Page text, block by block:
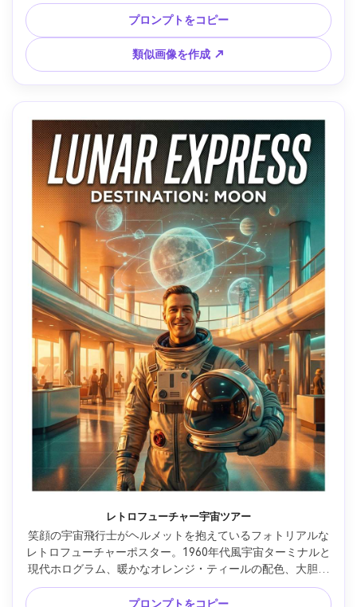
景とソフトなボリューム光、スタジオストロボとコントロー
ルされたハイライト、Canon EOS R5、85mm f/1.4、超リア
ルな肌と影、高級ポスターデザイン美学 --ar 4:5
プロンプトをコピー
類似画像を作成 ↗
レトロフューチャー宇宙ツアー
笑顔の宇宙飛行士がヘルメットを抱えているフォトリアルな
レトロフューチャーポスター。1960年代風宇宙ターミナルと
現代ホログラム、暖かなオレンジ・ティールの配色、大胆な
ヴィンテージ×未来タイポグラフィ（「LUNAR
EXPRESS」）、微細なハーフトーンテクスチャー、印刷向け
プロンプトをコピー